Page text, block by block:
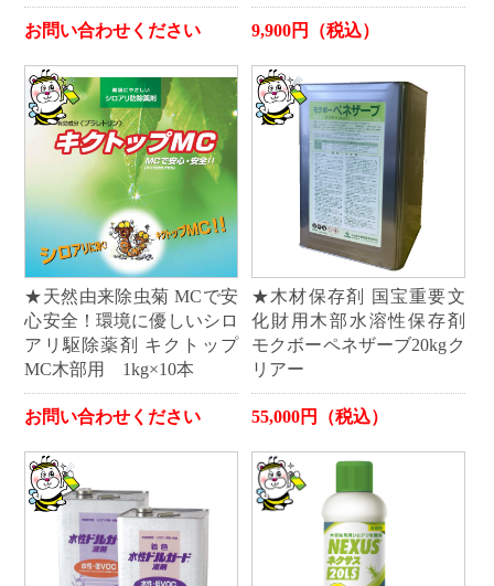
お問い合わせください 9,900円（税込）
★天然由来除虫菊 MCで安
心安全！環境に優しいシロ
アリ駆除薬剤 キクトップ
MC木部用 1kg×10本
お問い合わせください
★木材保存剤 国宝重要文
化財用木部水溶性保存剤
モクボーペネザーブ20kgク
リアー
55,000円（税込）